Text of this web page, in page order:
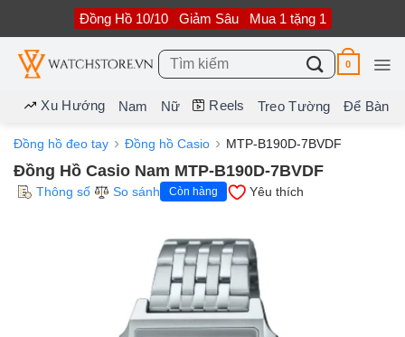
nội
dung
Đồng Hồ 10/10 Giảm Sâu Mua 1 tặng 1
Tìm
kiếm:
0
Xu Hướng Nam Nữ Reels Treo Tường Để Bàn
Đồng hồ đeo tay Đồng hồ Casio MTP-B190D-7BVDF
Đồng Hồ Casio Nam MTP-B190D-7BVDF
Thông số So sánh Còn hàng Yêu thích